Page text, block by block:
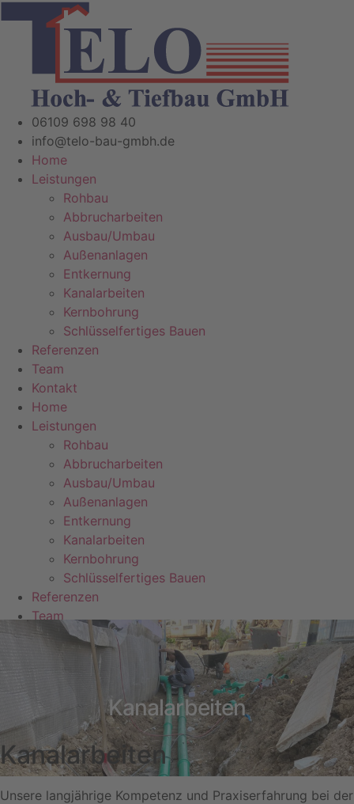
06109 698 98 40
info@telo-bau-gmbh.de
Home
Leistungen
Rohbau
Abbrucharbeiten
Ausbau/Umbau
Außenanlagen
Entkernung
Kanalarbeiten
Kernbohrung
Schlüsselfertiges Bauen
Referenzen
Team
Kontakt
Home
Leistungen
Rohbau
Abbrucharbeiten
Ausbau/Umbau
Außenanlagen
Entkernung
Kanalarbeiten
Kernbohrung
Schlüsselfertiges Bauen
Referenzen
Team
Kontakt
Kanalarbeiten
Kanalarbeiten
Unsere langjährige Kompetenz und Praxiserfahrung bei der